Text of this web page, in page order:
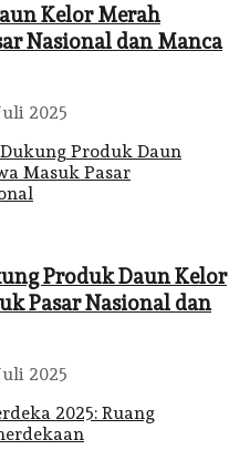
Kelor Merah
Nasional dan Manca
2025
Produk Daun Kelor
Pasar Nasional dan
2025